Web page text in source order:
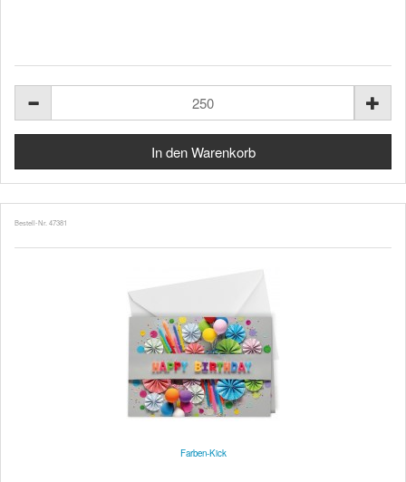
Bestell-Nr. 47381
Farben-Kick